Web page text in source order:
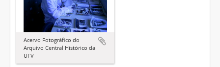
Acervo Fotográfico do
Arquivo Central Histórico da
UFV